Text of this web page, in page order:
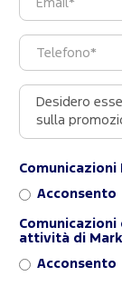
Comunicazioni
Acconsento
attività di
Acconsento